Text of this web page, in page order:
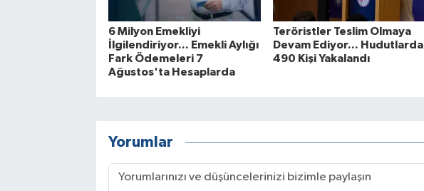
6 Milyon Emekliyi
İlgilendiriyor... Emekli Aylığı
Fark Ödemeleri 7
Ağustos'ta Hesaplarda
Teröristler Teslim Olmaya
Devam Ediyor... Hudutlarda
490 Kişi Yakalandı
Yorumlar